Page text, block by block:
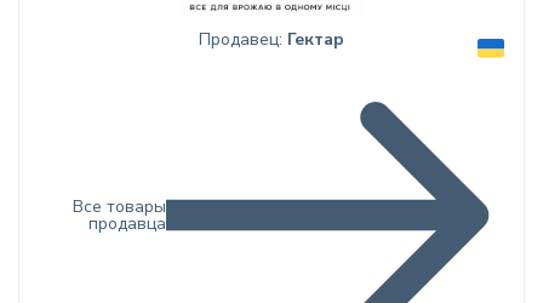
Продавец: Гектар
Все товары
продавца